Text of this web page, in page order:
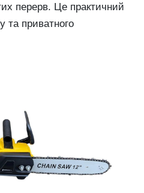
перерв. Це практичний
та приватного